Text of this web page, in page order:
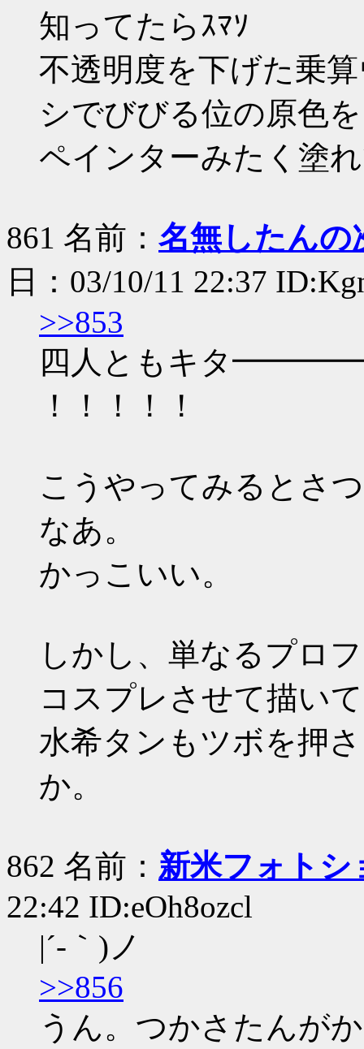
知ってたらｽﾏｿ
不透明度を下げた乗
シでびびる位の原色
ペインターみたく塗
861 名前： 名無したんの
日：03/10/11 22:37
>>853
四人ともキタ
！！！！！
こうやってみるとさ
なあ。
かっこいい。
しかし、単なるプロ
コスプレさせて描い
水希タンもツボを押
か。
862 名前： 新米フォトシ
22:42 ID:eOh8ozcl
|´-｀)ノ
>>856
うん。つかさたんが